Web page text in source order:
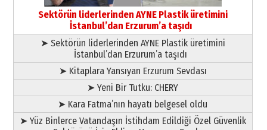
bir vizyon proje daha!
02 Ağustos 2026 Pazar
Sektörün liderlerinden AYNE Plastik üretimini
İstanbul’dan Erzurum’a taşıdı
➤ Sektörün liderlerinden AYNE Plastik üretimini
İstanbul’dan Erzurum’a taşıdı
➤ Kitaplara Yansıyan Erzurum Sevdası
➤ Yeni Bir Tutku: CHERY
➤ Kara Fatma’nın hayatı belgesel oldu
➤ Yüz Binlerce Vatandaşın İstihdam Edildiği Özel Güvenlik